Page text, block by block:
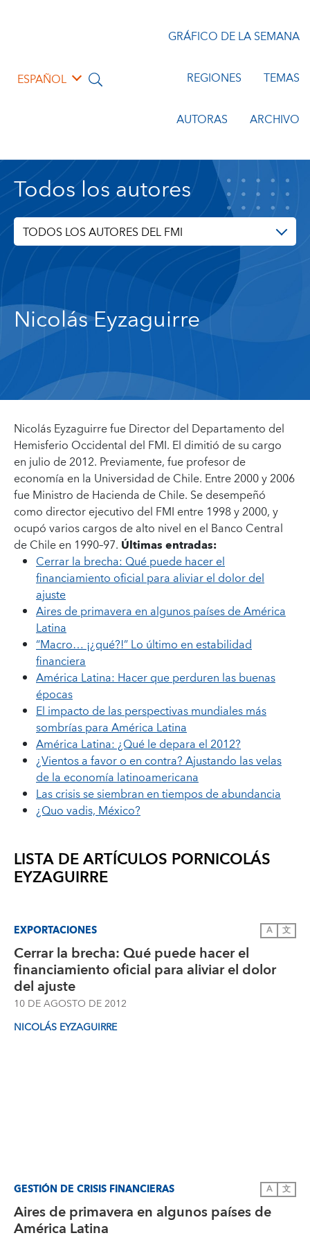
ESPAÑOL
GRÁFICO DE LA SEMANA
REGIONES TEMAS
AUTORAS ARCHIVO
Todos los autores
TODOS LOS AUTORES DEL FMI
Nicolás Eyzaguirre
Nicolás Eyzaguirre fue Director del Departamento del
Hemisferio Occidental del FMI. El dimitió de su cargo
en julio de 2012. Previamente, fue profesor de
economía en la Universidad de Chile. Entre 2000 y 2006
fue Ministro de Hacienda de Chile. Se desempeñó
como director ejecutivo del FMI entre 1998 y 2000, y
ocupó varios cargos de alto nivel en el Banco Central
de Chile en 1990–97. Últimas entradas:
Cerrar la brecha: Qué puede hacer el
financiamiento oficial para aliviar el dolor del
ajuste
Aires de primavera en algunos países de América
Latina
“Macro… ¡¿qué?!” Lo último en estabilidad
financiera
América Latina: Hacer que perduren las buenas
épocas
El impacto de las perspectivas mundiales más
sombrías para América Latina
América Latina: ¿Qué le depara el 2012?
¿Vientos a favor o en contra? Ajustando las velas
de la economía latinoamericana
Las crisis se siembran en tiempos de abundancia
¿Quo vadis, México?
LISTA DE ARTÍCULOS PORNICOLÁS
EYZAGUIRRE
EXPORTACIONES A 文
Cerrar la brecha: Qué puede hacer el
financiamiento oficial para aliviar el dolor
del ajuste
10 DE AGOSTO DE 2012
NICOLÁS EYZAGUIRRE
GESTIÓN DE CRISIS FINANCIERAS A 文
Aires de primavera en algunos países de
América Latina